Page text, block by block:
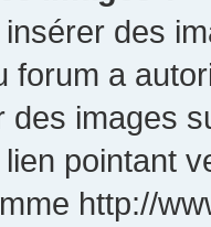
des
forum a
des images
pointant
http://